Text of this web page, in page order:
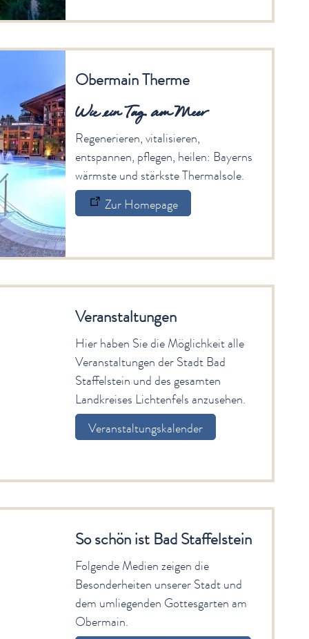
Obermain Therme
Wie ein Tag am Meer
Regenerieren, vitalisieren,
entspannen, pflegen, heilen: Bayerns
wärmste und stärkste Thermalsole.
Zur Homepage
Veranstaltungen
Hier haben Sie die Möglichkeit alle
Veranstaltungen der Stadt Bad
Staffelstein und des gesamten
Landkreises Lichtenfels anzusehen.
Veranstaltungskalender
So schön ist Bad Staffelstein
Folgende Medien zeigen die
Besonderheiten unserer Stadt und
dem umliegenden Gottesgarten am
Obermain.